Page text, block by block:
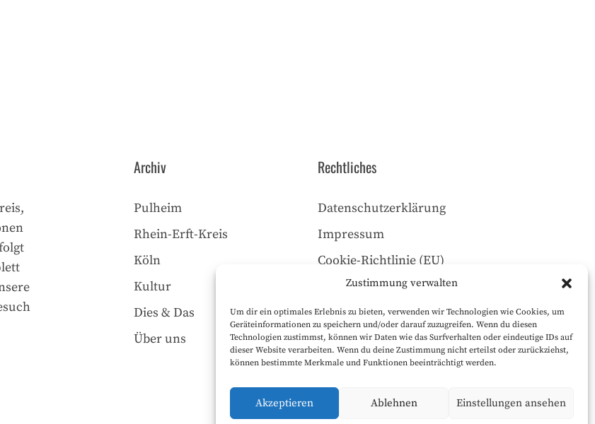
Zustimmung verwalten
Um dir ein optimales Erlebnis zu bieten, verwenden wir Technologien wie Cookies, um
Geräteinformationen zu speichern und/oder darauf zuzugreifen. Wenn du diesen
Technologien zustimmst, können wir Daten wie das Surfverhalten oder eindeutige IDs auf
dieser Website verarbeiten. Wenn du deine Zustimmung nicht erteilst oder zurückziehst,
können bestimmte Merkmale und Funktionen beeinträchtigt werden.
Akzeptieren Ablehnen Einstellungen ansehen
Archiv
Pulheim
Rhein-Erft-Kreis
Köln
Kultur
Dies & Das
Über uns
Rechtliches
Datenschutzerklärung
Impressum
Cookie-Richtlinie (EU)